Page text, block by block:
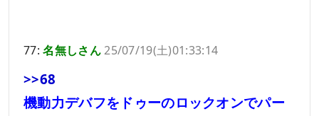
77:名無しさん25/07/19(土)01:33:14
>>68
機動力デバフをドゥーのロックオンでパー